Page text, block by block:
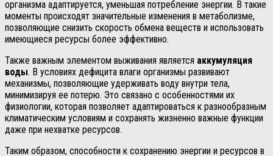
организма адаптируется, уменьшая потребление энергии. В такие
моменты происходят значительные изменения в метаболизме,
позволяющие снизить скорость обмена веществ и использовать
имеющиеся ресурсы более эффективно.
Также важным элементом выживания является аккумуляция
воды. В условиях дефицита влаги организмы развивают
механизмы, позволяющие удерживать воду внутри тела,
минимизируя ее потерю. Это связано с особенностями их
физиологии, которая позволяет адаптироваться к разнообразным
климатическим условиям и сохранять жизненно важные функции
даже при нехватке ресурсов.
Таким образом, способности к сохранению энергии и ресурсов в